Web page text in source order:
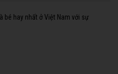
bé hay nhất ở Việt Nam với sự